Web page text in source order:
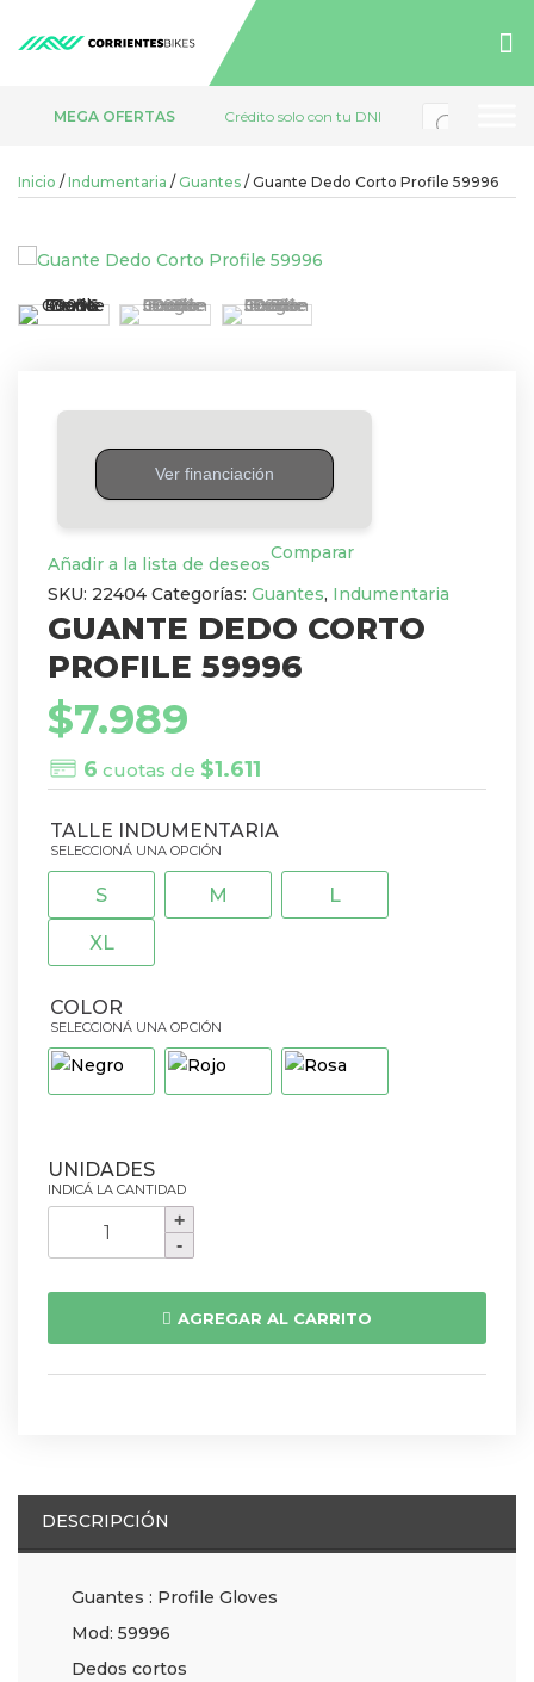
Búsqueda
de
MEGA OFERTAS Crédito solo con tu DNI
Inicio / Indumentaria / Guantes / Guante Dedo Corto Profile 59996
GUANTE DEDO CORTO
PROFILE 59996
$7.989
6 cuotas de $1.611
TALLE INDUMENTARIA
S M L
XL
COLOR
59996
AGREGAR AL CARRITO
Añadir a la lista de deseos
Comparar
SKU: 22404 Categorías: Guantes, Indumentaria
DESCRIPCIÓN
Guantes : Profile Gloves
Mod: 59996
Dedos cortos